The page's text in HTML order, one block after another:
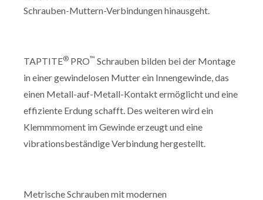
Schrauben-Muttern-Verbindungen hinausgeht.
TAPTITE® PRO™ Schrauben bilden bei der Montage
in einer gewindelosen Mutter ein Innengewinde, das
einen Metall-auf-Metall-Kontakt ermöglicht und eine
effiziente Erdung schafft. Des weiteren wird ein
Klemmmoment im Gewinde erzeugt und eine
vibrationsbeständige Verbindung hergestellt.
Metrische Schrauben mit modernen